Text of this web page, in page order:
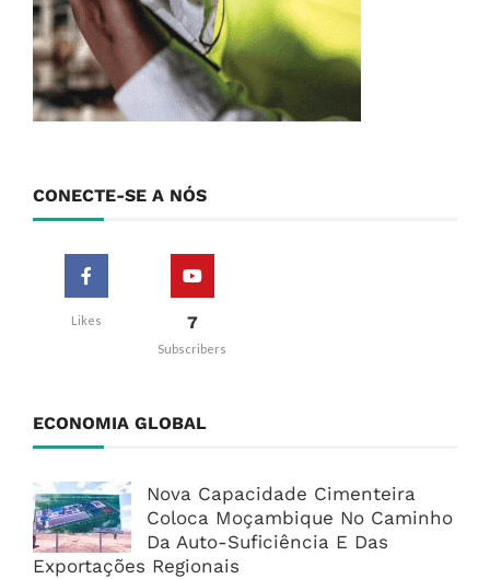
CONECTE-SE A NÓS
Likes 7
Subscribers
ECONOMIA GLOBAL
Nova Capacidade Cimenteira
Coloca Moçambique No Caminho
Da Auto-Suficiência E Das
Exportações Regionais